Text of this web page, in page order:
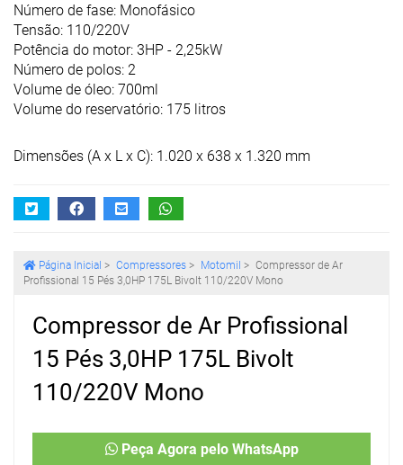
Número de fase: Monofásico
Tensão: 110/220V
Potência do motor: 3HP - 2,25kW
Número de polos: 2
Volume de óleo: 700ml
Volume do reservatório: 175 litros
Dimensões (A x L x C): 1.020 x 638 x 1.320 mm
Página Inicial > Compressores > Motomil > Compressor de Ar
Profissional 15 Pés 3,0HP 175L Bivolt 110/220V Mono
Compressor de Ar Profissional
15 Pés 3,0HP 175L Bivolt
110/220V Mono
Peça Agora pelo WhatsApp